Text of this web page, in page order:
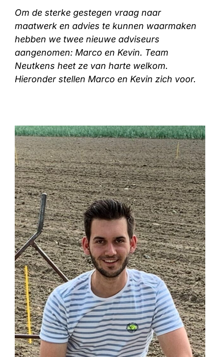
Om de sterke gestegen vraag naar
maatwerk en advies te kunnen waarmaken
hebben we twee nieuwe adviseurs
aangenomen: Marco en Kevin. Team
Neutkens heet ze van harte welkom.
Hieronder stellen Marco en Kevin zich voor.